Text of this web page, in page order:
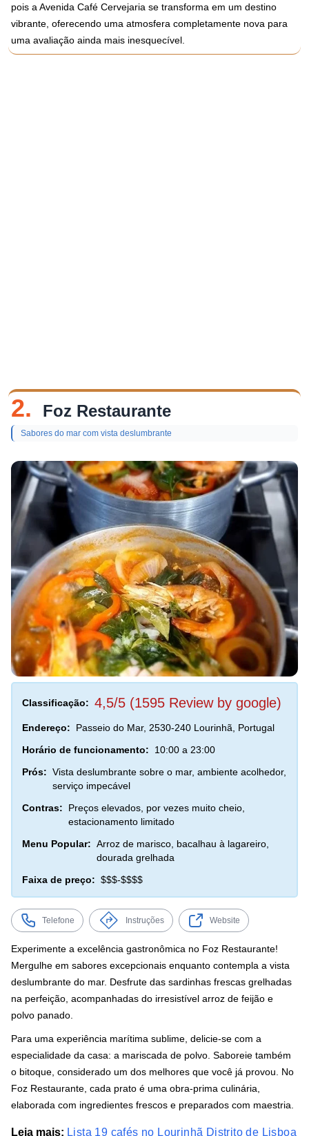
pois a Avenida Café Cervejaria se transforma em um destino
vibrante, oferecendo uma atmosfera completamente nova para
uma avaliação ainda mais inesquecível.
2. Foz Restaurante
Sabores do mar com vista deslumbrante
Classificação: 4,5/5 (1595 Review by google)
Endereço:
Passeio do Mar, 2530-240 Lourinhã, Portugal
Horário de funcionamento:
10:00 a 23:00
Prós: Vista deslumbrante sobre o mar, ambiente acolhedor,
serviço impecável
Contras:
Preços elevados, por vezes muito cheio,
estacionamento limitado
Menu Popular: Arroz de marisco, bacalhau à lagareiro,
dourada grelhada
Faixa de preço: $$$-$$$$
Telefone Instruções Website
Experimente a excelência gastronômica no Foz Restaurante!
Mergulhe em sabores excepcionais enquanto contempla a vista
deslumbrante do mar. Desfrute das sardinhas frescas grelhadas
na perfeição, acompanhadas do irresistível arroz de feijão e
polvo panado.
Para uma experiência marítima sublime, delicie-se com a
especialidade da casa: a mariscada de polvo. Saboreie também
o bitoque, considerado um dos melhores que você já provou. No
Foz Restaurante, cada prato é uma obra-prima culinária,
elaborada com ingredientes frescos e preparados com maestria.
Leia mais: Lista 19 cafés no Lourinhã Distrito de Lisboa